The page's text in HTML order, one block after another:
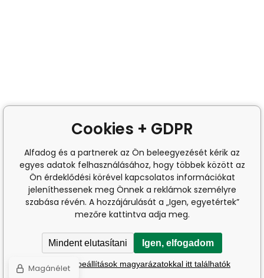
Cookies + GDPR
Alfadog és a partnerek az Ön beleegyezését kérik az
egyes adatok felhasználásához, hogy többek között az
Ön érdeklődési körével kapcsolatos információkat
jeleníthessenek meg Önnek a reklámok személyre
szabása révén. A hozzájárulását a „Igen, egyetértek”
mezőre kattintva adja meg.
Mindent elutasítani Igen, elfogadom
A részletes beállítások magyarázatokkal itt találhatók
Magánélet